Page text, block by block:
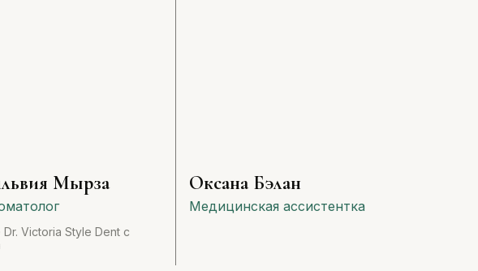
Мырза
Dr. Victoria Style Dent с
Оксана Бэлан
Медицинская ассистентка